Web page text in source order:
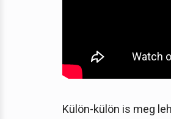
Külön-külön is meg